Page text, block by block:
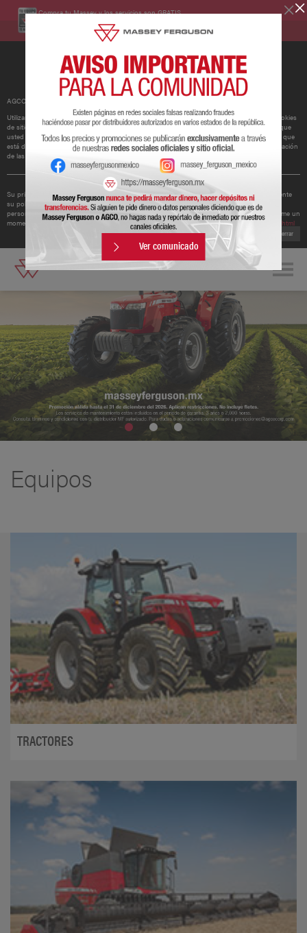
Compra tu Massey y los servicios son GRATIS.
AGCO ha actualizado su política de cookies.
Utilizamos cookies para mejorar y personalizar nuestros sitios y servicios. Esto incluye cookies
de sitios web de redes sociales de terceros, que pueden realizar un seguimiento del uso que
usted hace de nuestro sitio web. Si continúa sin cambiar su configuración, supondremos que
está dispuesto a recibir todas las cookies en nuestro sitio web. Puede cambiar la configuración
de las cookies en cualquier momento.
Obtener más información
Su privacidad es importante para nosotros. Por lo tanto, AGCO ha actualizado recientemente
su política de privacidad para ofrecerle una mejor comprensión de los tipos de datos
personales que recopilamos de usted y cómo los utilizamos. Le recomendamos que se tome un
momento para leer la política actualizada disponible enhttp://www.agcocorp.com/privacy.html
Cerrar
Ver comunicado
Equipos
TRACTORES